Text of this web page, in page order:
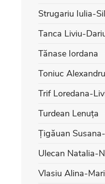
Strugariu Iulia-
Tanca Liviu-
Tănase Iordana
Toniuc
Trif Loredana-
Turdean Lenuța
Țigăuan
Ulecan Natalia-
Vlasiu Alina-